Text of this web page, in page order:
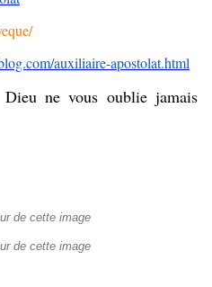
auxiliaire-apostolat.html
ne vous oublie jamais
de cette image
de cette image